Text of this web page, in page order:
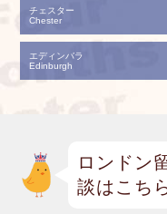
チェスター
Chester
エディンバラ
Edinburgh
ロンドン
談はこち